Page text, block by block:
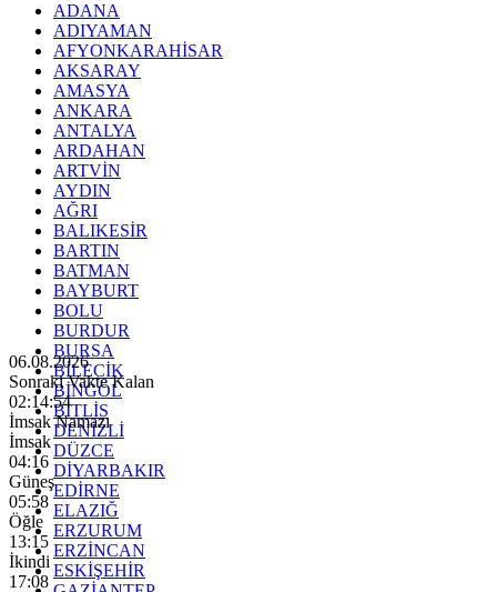
ADANA
ADIYAMAN
AFYONKARAHİSAR
AKSARAY
AMASYA
ANKARA
ANTALYA
ARDAHAN
ARTVİN
AYDIN
AĞRI
BALIKESİR
BARTIN
BATMAN
BAYBURT
BOLU
BURDUR
BURSA
BİLECİK
BİNGÖL
BİTLİS
DENİZLİ
DÜZCE
DİYARBAKIR
EDİRNE
ELAZIĞ
ERZURUM
ERZİNCAN
ESKİŞEHİR
06.08.2026
Sonraki Vakte Kalan
02:14:53
İmsak Namazı
İmsak
04:16
Güneş
05:58
Öğle
13:15
İkindi
17:08